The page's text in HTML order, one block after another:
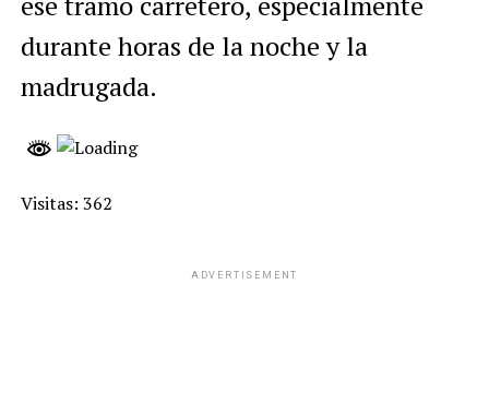
durante horas de la noche y la
madrugada.
Visitas: 362
ADVERTISEMENT